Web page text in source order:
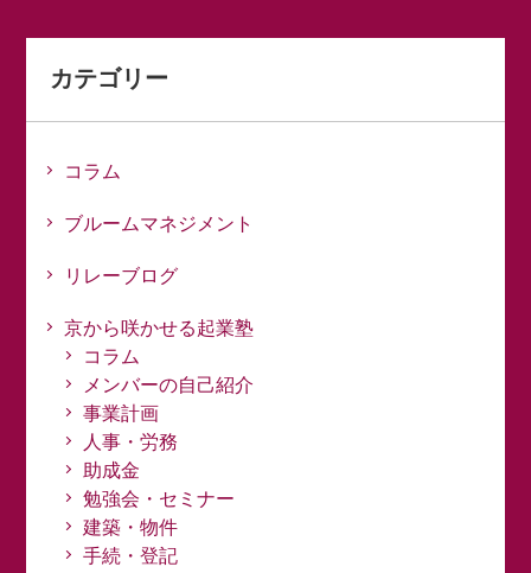
カテゴリー
コラム
ブルームマネジメント
リレーブログ
京から咲かせる起業塾
コラム
メンバーの自己紹介
事業計画
人事・労務
助成金
勉強会・セミナー
建築・物件
手続・登記